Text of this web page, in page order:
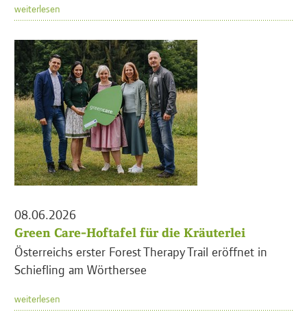
weiterlesen
08.06.2026
Green Care-Hoftafel für die Kräuterlei
Österreichs erster Forest Therapy Trail eröffnet in
Schiefling am Wörthersee
weiterlesen